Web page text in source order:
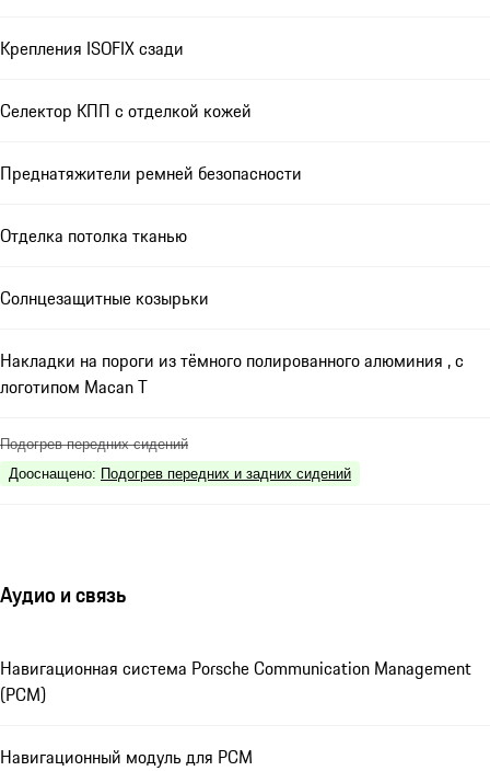
Крепления ISOFIX сзади
Селектор КПП с отделкой кожей
Преднатяжители ремней безопасности
Отделка потолка тканью
Солнцезащитные козырьки
Накладки на пороги из тёмного полированного алюминия , с
логотипом Macan T
Подогрев передних сидений
Дооснащено: Подогрев передних и задних сидений
Аудио и связь
Навигационная система Porsche Communication Management
(PCM)
Навигационный модуль для РСМ